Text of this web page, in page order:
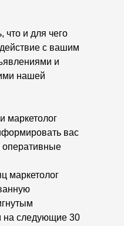
что и для чего
с вашим
и
нашей
маркетолог
вас
маркетолог
на следующие 30